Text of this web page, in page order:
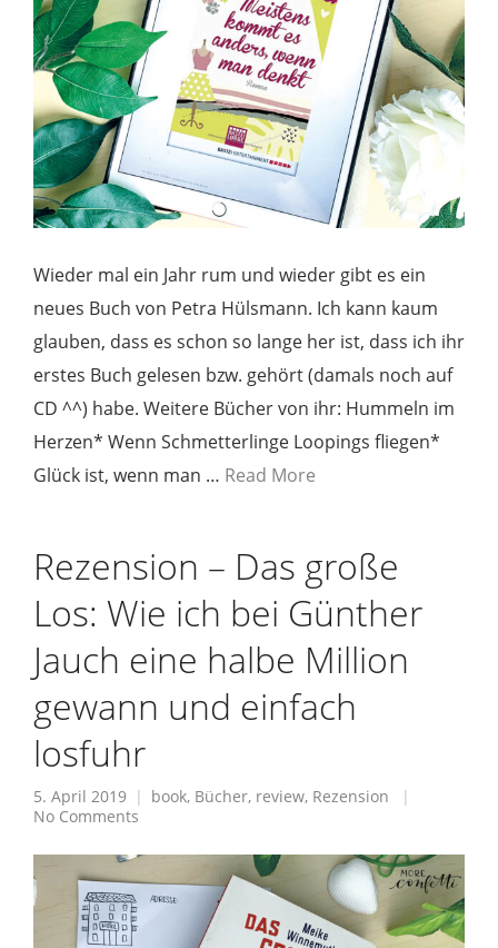
Wieder mal ein Jahr rum und wieder gibt es ein
neues Buch von Petra Hülsmann. Ich kann kaum
glauben, dass es schon so lange her ist, dass ich ihr
erstes Buch gelesen bzw. gehört (damals noch auf
CD ^^) habe. Weitere Bücher von ihr: Hummeln im
Herzen* Wenn Schmetterlinge Loopings fliegen*
Glück ist, wenn man … Read More
Rezension – Das große
Los: Wie ich bei Günther
Jauch eine halbe Million
gewann und einfach
losfuhr
5. April 2019 book, Bücher, review, Rezension
No Comments